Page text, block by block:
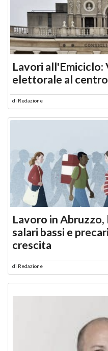
Lavori all'Emiciclo:
elettorale al
di Redazione
Lavoro in Abruzzo,
salari bassi e
crescita
di Redazione